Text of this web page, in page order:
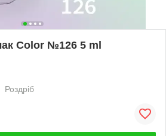
Color №126 5 ml
Роздріб